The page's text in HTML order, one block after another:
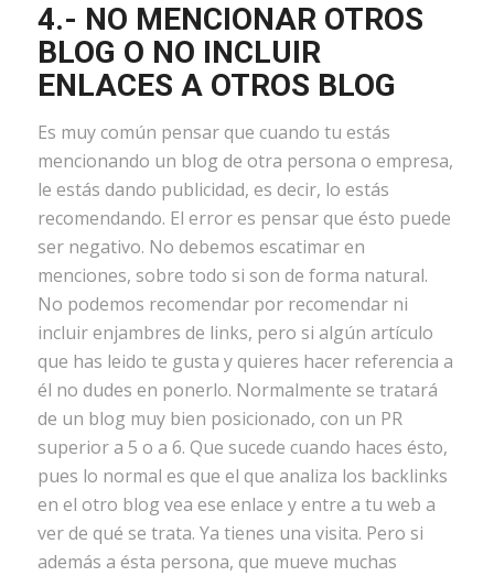
4.- NO MENCIONAR OTROS
BLOG O NO INCLUIR
ENLACES A OTROS BLOG
Es muy común pensar que cuando tu estás
mencionando un blog de otra persona o empresa,
le estás dando publicidad, es decir, lo estás
recomendando. El error es pensar que ésto puede
ser negativo. No debemos escatimar en
menciones, sobre todo si son de forma natural.
No podemos recomendar por recomendar ni
incluir enjambres de links, pero si algún artículo
que has leido te gusta y quieres hacer referencia a
él no dudes en ponerlo. Normalmente se tratará
de un blog muy bien posicionado, con un PR
superior a 5 o a 6. Que sucede cuando haces ésto,
pues lo normal es que el que analiza los backlinks
en el otro blog vea ese enlace y entre a tu web a
ver de qué se trata. Ya tienes una visita. Pero si
además a ésta persona, que mueve muchas